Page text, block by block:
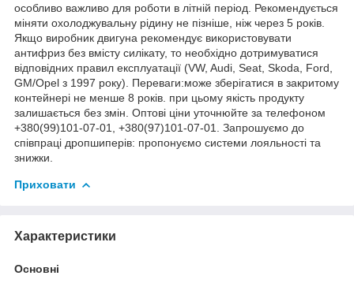
особливо важливо для роботи в літній період. Рекомендується
міняти охолоджувальну рідину не пізніше, ніж через 5 років.
Якщо виробник двигуна рекомендує використовувати
антифриз без вмісту силікату, то необхідно дотримуватися
відповідних правил експлуатації (VW, Audi, Seat, Skoda, Ford,
GM/Opel з 1997 року). Переваги:може зберігатися в закритому
контейнері не менше 8 років. при цьому якість продукту
залишається без змін. Оптові ціни уточнюйте за телефоном
+380(99)101-07-01, +380(97)101-07-01. Запрошуємо до
співпраці дропшиперів: пропонуємо системи лояльності та
знижки.
Приховати
Характеристики
Основні